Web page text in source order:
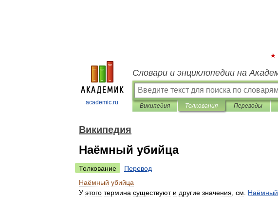
academic.ru
Словари и энциклопедии на
Википедия Толкования Переводы
Википедия
Наёмный убийца
Толкование
Перевод
Наёмный убийца
У этого термина существуют и другие значения см Наёмный